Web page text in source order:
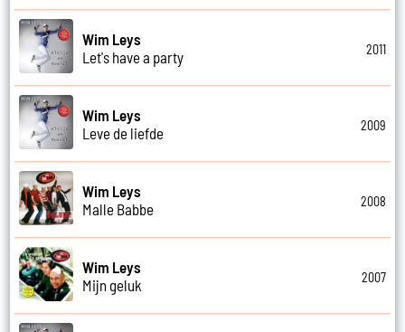
Wim Leys
Let's have a party
2011
Wim Leys
Leve de liefde
2009
Wim Leys
Malle Babbe
2008
Wim Leys
Mijn geluk
2007